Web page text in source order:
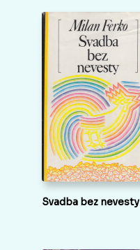
Svadba bez nevesty